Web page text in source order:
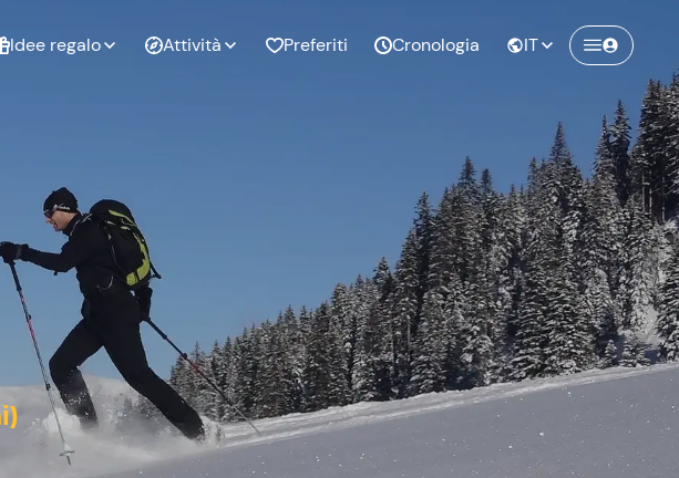
Idee regalo
Esperienze da
regalare
Esperienze di
Laurea
Addio al
celibato
Addio al
nubilato
Attività Preferiti Cronologia IT
Crea un account Freedome
Unisciti a una community di avventurieri
come te e colleziona ricordi indimenticabili!
Continua con l'email